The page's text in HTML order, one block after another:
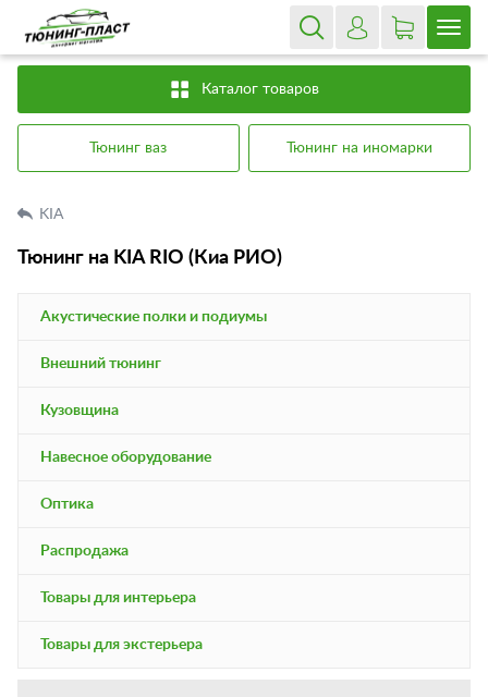
Каталог товаров
Тюнинг ваз Тюнинг на иномарки
KIA
Тюнинг на KIA RIO (Киа РИО)
Акустические полки и подиумы
Внешний тюнинг
Кузовщина
Навесное оборудование
Оптика
Распродажа
Товары для интерьера
Товары для экстерьера